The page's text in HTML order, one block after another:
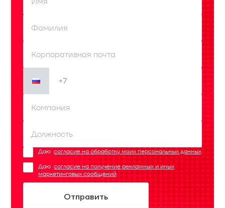
Даюсогласие на обработку моих персональных данных
Даюсогласие на получение рекламных и иных
маркетинговых сообщений